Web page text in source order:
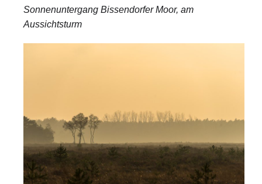
Sonnenuntergang Bissendorfer Moor, am
Aussichtsturm